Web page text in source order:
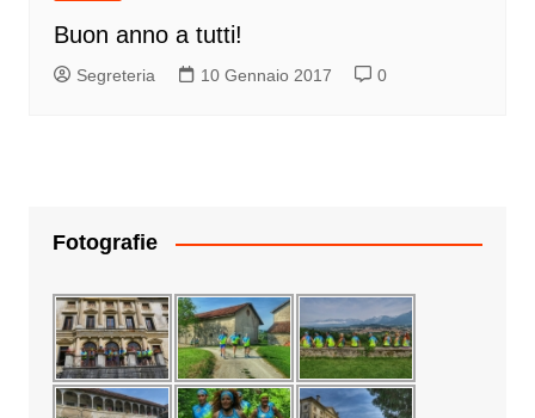
Buon anno a tutti!
Segreteria 10 Gennaio 2017 0
Fotografie